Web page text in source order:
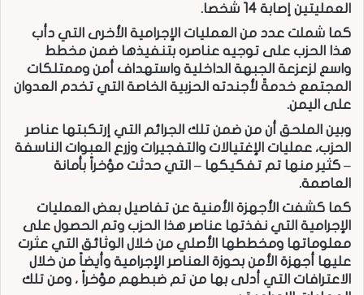
العمليتين إصابة 14 شخصا.
كما شملت عدد من العمليات الإجرامية الأخرى التي دأب
هذا الحزب على توجيه عناصره بتنفيذها ضمن مخطط
واسع لزعزعة الجبهة الداخلية واستهداف أمن وممتلكات
المجتمع خدمةً لأجندته الحزبية الخاصة التي تخدم العدوان
على اليمن.
وبين الملحق أن من ضمن تلك الجرائم التي إرتكبتها عناصر
الحزب، عمليات الإغتيالات والتفجيرات وزرع العبوات الناسفة
– كثير منها تم تفكيكها – التي حدثت مؤخراً بأمانة
العاصمة.
كما كشفت الأجهزة الأمنية عن تفاصيل بعض العمليات
الإجرامية التي نفذتها عناصر هذا الحزب وتم الحصول على
معلوماتها ومخططها الأصلي من خلال الوثائق التي عثرت
عليها أجهزة الأمن بحوزة العناصر الإجرامية وأيضاً من خلال
الاعترافات التي أدلى بها من تم ضبطهم مؤخراً ، ومن تلك